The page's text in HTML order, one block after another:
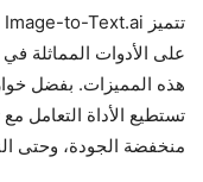
على الأدوات المماثلة
هذه المميزات. بفضل
تستطيع الأداة التعامل
منخفضة الجودة، وحتى